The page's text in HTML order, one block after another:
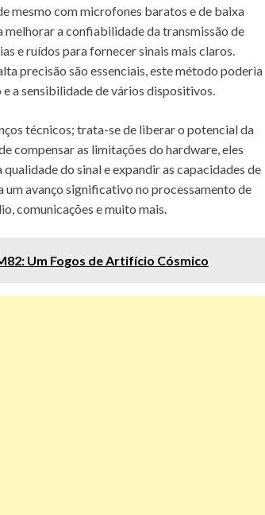
mesmo com microfones baratos e de baixa
melhorar a confiabilidade da transmissão de
e ruídos para fornecer sinais mais claros.
precisão são essenciais, este método poderia
a sensibilidade de vários dispositivos.
técnicos; trata-se de liberar o potencial da
compensar as limitações do hardware, eles
do sinal e expandir as capacidades de
um avanço significativo no processamento de
comunicações e muito mais.
Um Fogos de Artifício Cósmico